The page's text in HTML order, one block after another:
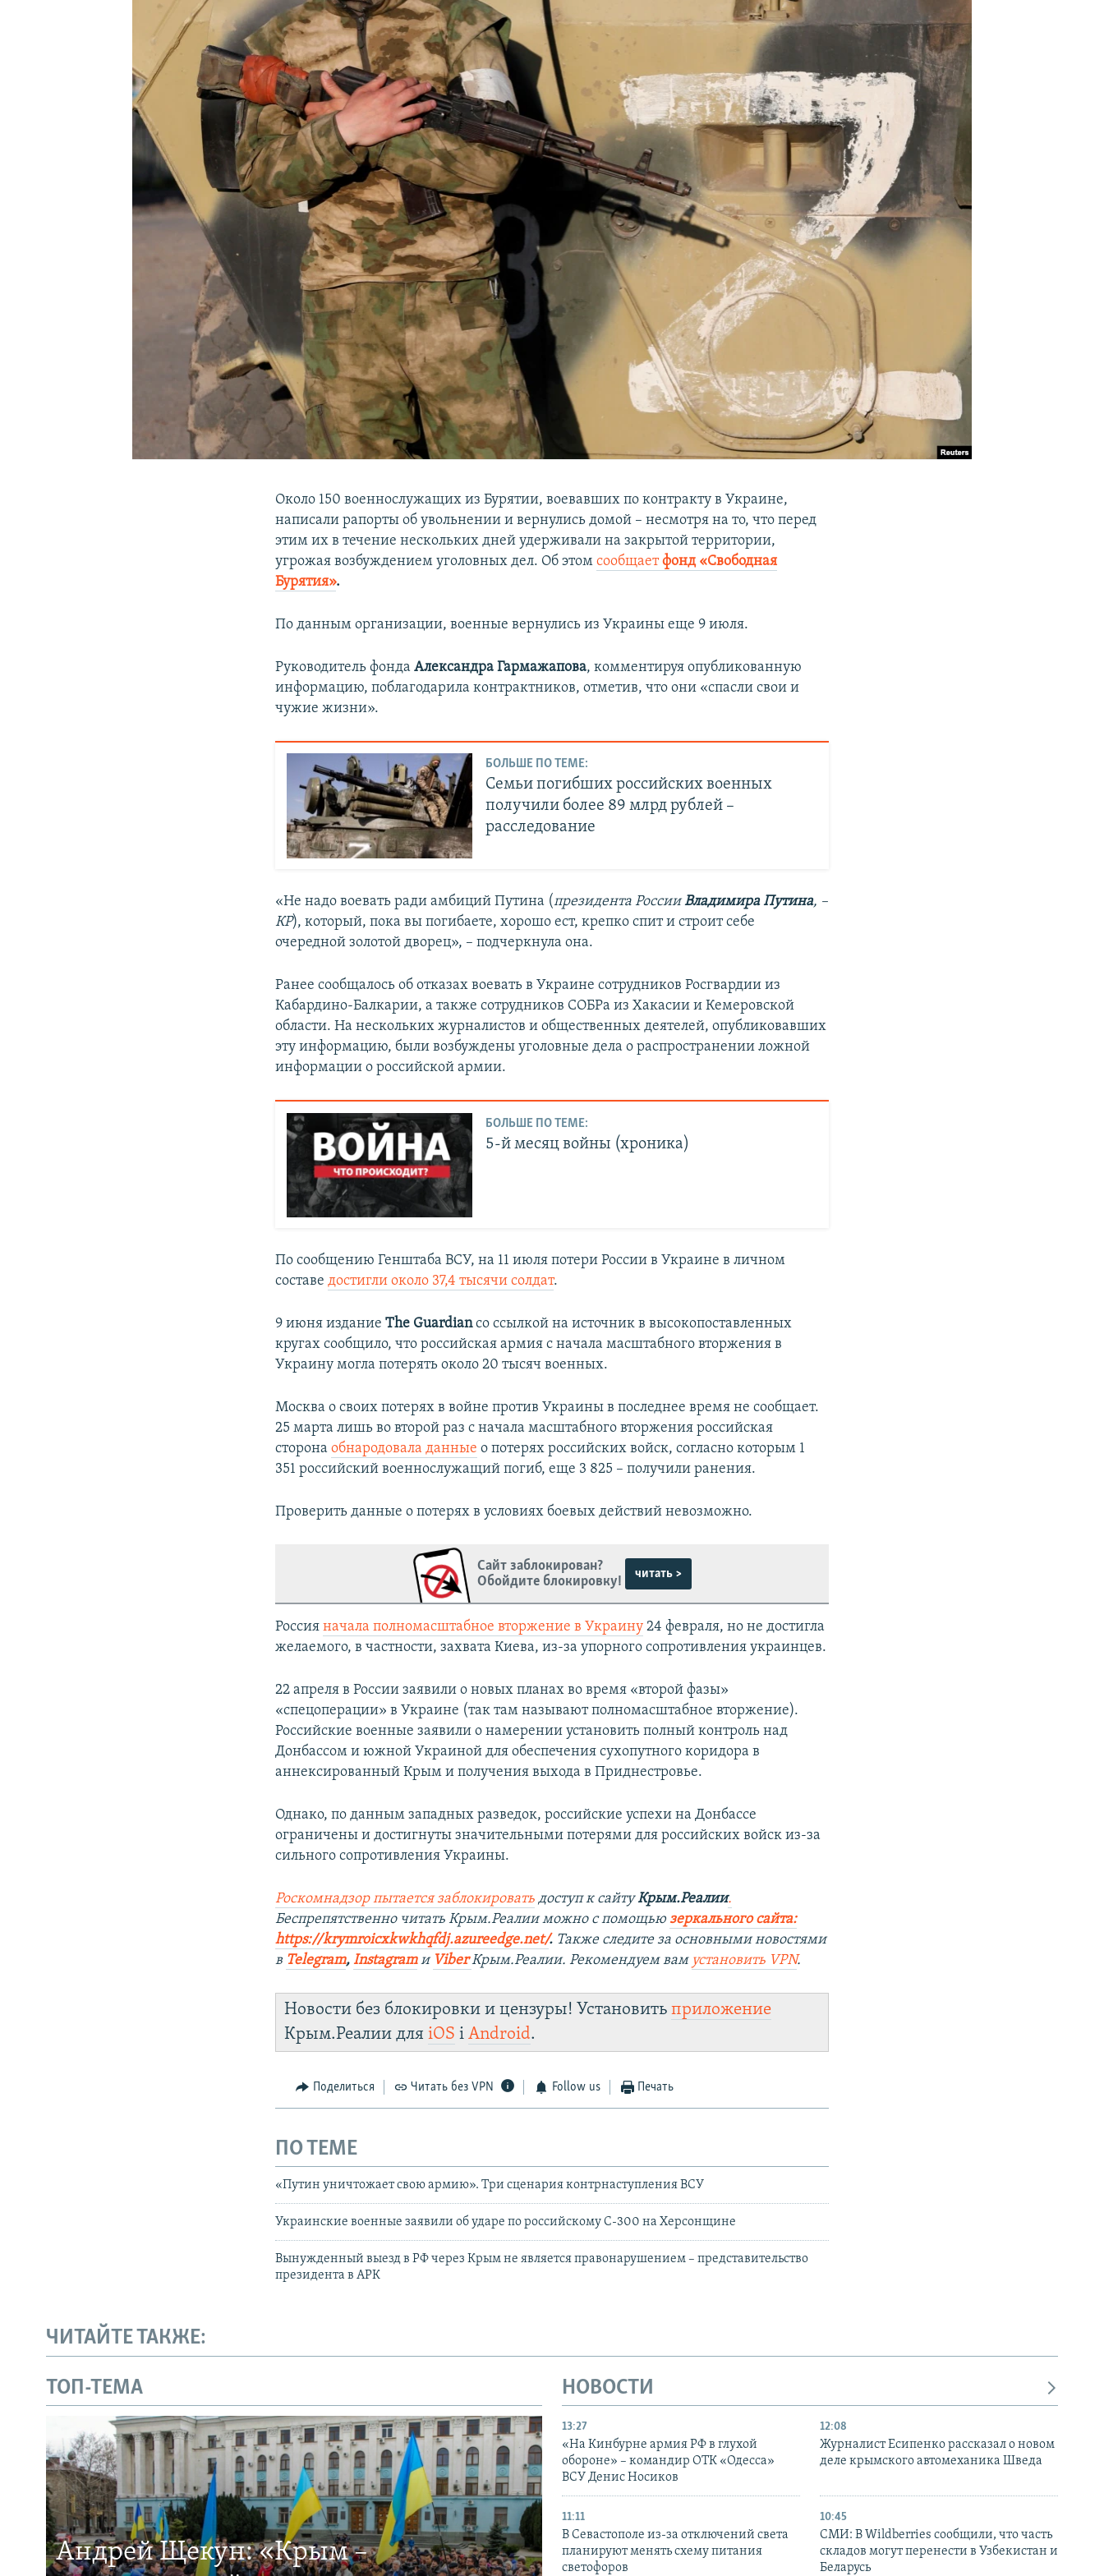
УКРАИНСКАЯ ПРОБЛЕМА КРЫМА
Около 150 военнослужащих из Бурятии, воевавших по контракту в Украине,
написали рапорты об увольнении и вернулись домой – несмотря на то, что перед
этим их в течение нескольких дней удерживали на закрытой территории,
угрожая возбуждением уголовных дел. Об этомсообщаетфонд «Свободная
Бурятия».
По данным организации, военные вернулись из Украины еще 9 июля.
Руководитель фондаАлександра Гармажапова, комментируя опубликованную
информацию, поблагодарила контрактников, отметив, что они «спасли свои и
чужие жизни».
БОЛЬШЕ ПО ТЕМЕ:
Семьи погибших российских военных
получили более 89 млрд рублей –
расследование
«Не надо воевать ради амбиций Путина (президента РоссииВладимира Путина, –
КР), который, пока вы погибаете, хорошо ест, крепко спит и строит себе
очередной золотой дворец», – подчеркнула она.
Ранее сообщалось об отказах воевать в Украине сотрудников Росгвардии из
Кабардино-Балкарии, а также сотрудников СОБРа из Хакасии и Кемеровской
области. На нескольких журналистов и общественных деятелей, опубликовавших
эту информацию, были возбуждены уголовные дела о распространении ложной
информации о российской армии.
БОЛЬШЕ ПО ТЕМЕ:
5-й месяц войны (хроника)
По сообщению Генштаба ВСУ, на 11 июля потери России в Украине в личном
составедостигли около 37,4 тысячи солдат.
9 июня изданиеThe Guardianсо ссылкой на источник в высокопоставленных
кругах сообщило, что российская армия с начала масштабного вторжения в
Украину могла потерять около 20 тысяч военных.
Москва о своих потерях в войне против Украины в последнее время не сообщает.
25 марта лишь во второй раз с начала масштабного вторжения российская
сторонаобнародовала данные о потерях российских войск, согласно которым 1
351 российский военнослужащий погиб, еще 3 825 – получили ранения.
Проверить данные о потерях в условиях боевых действий невозможно.
Сайт заблокирован?
Обойдите блокировку!
читать >
Россияначала полномасштабное вторжение в Украину 24 февраля, но не достигла
желаемого, в частности, захвата Киева, из-за упорного сопротивления украинцев.
22 апреля в России заявили о новых планах во время «второй фазы»
«спецоперации» в Украине (так там называют полномасштабное вторжение).
Российские военные заявили о намерении установить полный контроль над
Донбассом и южной Украиной для обеспечения сухопутного коридора в
аннексированный Крым и получения выхода в Приднестровье.
Однако, по данным западных разведок, российские успехи на Донбассе
ограничены и достигнуты значительными потерями для российских войск из-за
сильного сопротивления Украины.
Роскомнадзор пытается заблокировать доступ к сайтуКрым.Реалии.
Беспрепятственно читать Крым.Реалии можно с помощьюзеркального сайта:
https://krymroicxkwkhqfdj.azureedge.net/. Также следите за основными новостями
в Telegram,Instagramи ViberКрым.Реалии. Рекомендуем вам установить VPN.
Новости без блокировки и цензуры! Установитьприложение
Крым.Реалии дляiOS іAndroid.
Поделиться Читать без VPN Follow us Печать
ПО ТЕМЕ
«Путин уничтожает свою армию». Три сценария контрнаступления ВСУ
Украинские военные заявили об ударе по российскому С-300 на Херсонщине
Вынужденный выезд в РФ через Крым не является правонарушением – представительство
президента в АРК
ЧИТАЙТЕ ТАКЖЕ:
ТОП-ТЕМА
Андрей Щекун: «Крым –
НОВОСТИ
13:27
«На Кинбурне армия РФ в глухой
обороне» – командир ОТК «Одесса»
ВСУ Денис Носиков
12:08
Журналист Есипенко рассказал о новом
деле крымского автомеханика Шведа
11:11
В Севастополе из-за отключений света
планируют менять схему питания
светофоров
10:45
СМИ: В Wildberries сообщили, что часть
складов могут перенести в Узбекистан и
Беларусь